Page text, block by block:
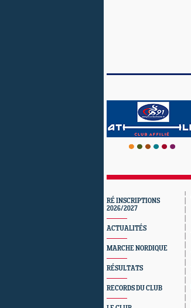
RÉ INSCRIPTIONS
2026/2027
ACTUALITÉS
MARCHE NORDIQUE
RÉSULTATS
RECORDS DU CLUB